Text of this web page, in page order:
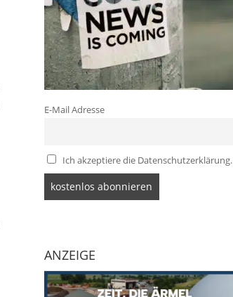
E-Mail Adresse
Ich akzeptiere die Datenschutzerklärung.
ANZEIGE